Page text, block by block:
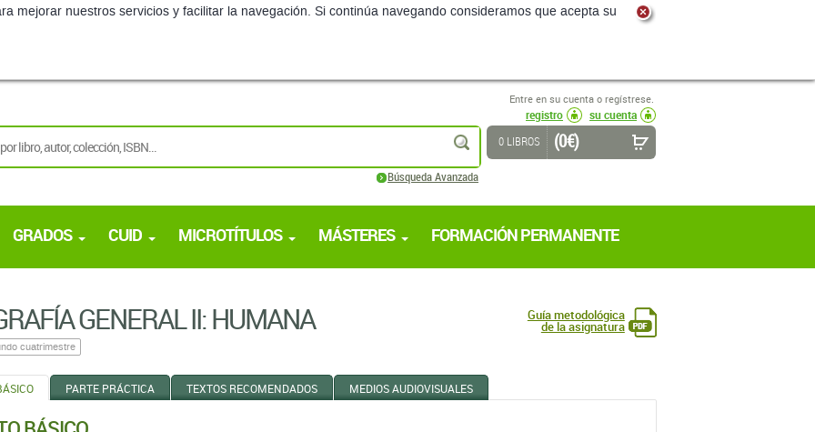
mejorar nuestros servicios y facilitar la navegación. Si continúa navegando consideramos que acepta su
Entre en su cuenta o regístrese.
registro
su cuenta
buscar
Búsqueda Avanzada
0 LIBROS (0 €)
GRADOS CUID MICROTÍTULOS MÁSTERES FORMACIÓN PERMANENTE
GENERAL II: HUMANA
cuatrimestre
Guía metodológica
de la asignatura
PARTE PRÁCTICA TEXTOS RECOMENDADOS MEDIOS AUDIOVISUALES